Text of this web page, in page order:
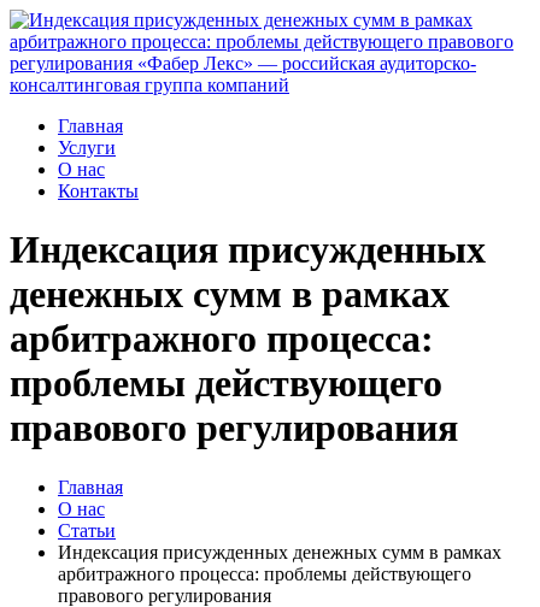
Главная
Услуги
О нас
Контакты
Индексация присужденных
денежных сумм в рамках
арбитражного процесса:
проблемы действующего
правового регулирования
Главная
О нас
Статьи
Индексация присужденных денежных сумм в рамках
арбитражного процесса: проблемы действующего
правового регулирования